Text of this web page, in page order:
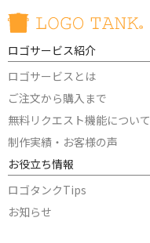
ロゴサービス紹介
ロゴサービスとは
ご注文から購入まで
無料リクエスト機能について
制作実績・お客様の声
お役立ち情報
ロゴタンクTips
お知らせ